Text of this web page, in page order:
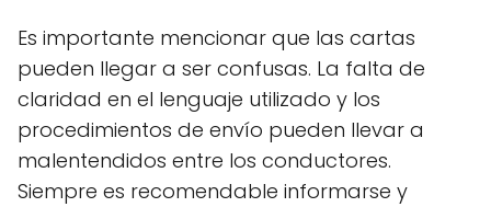
Es importante mencionar que las cartas
pueden llegar a ser confusas. La falta de
claridad en el lenguaje utilizado y los
procedimientos de envío pueden llevar a
malentendidos entre los conductores.
Siempre es recomendable informarse y